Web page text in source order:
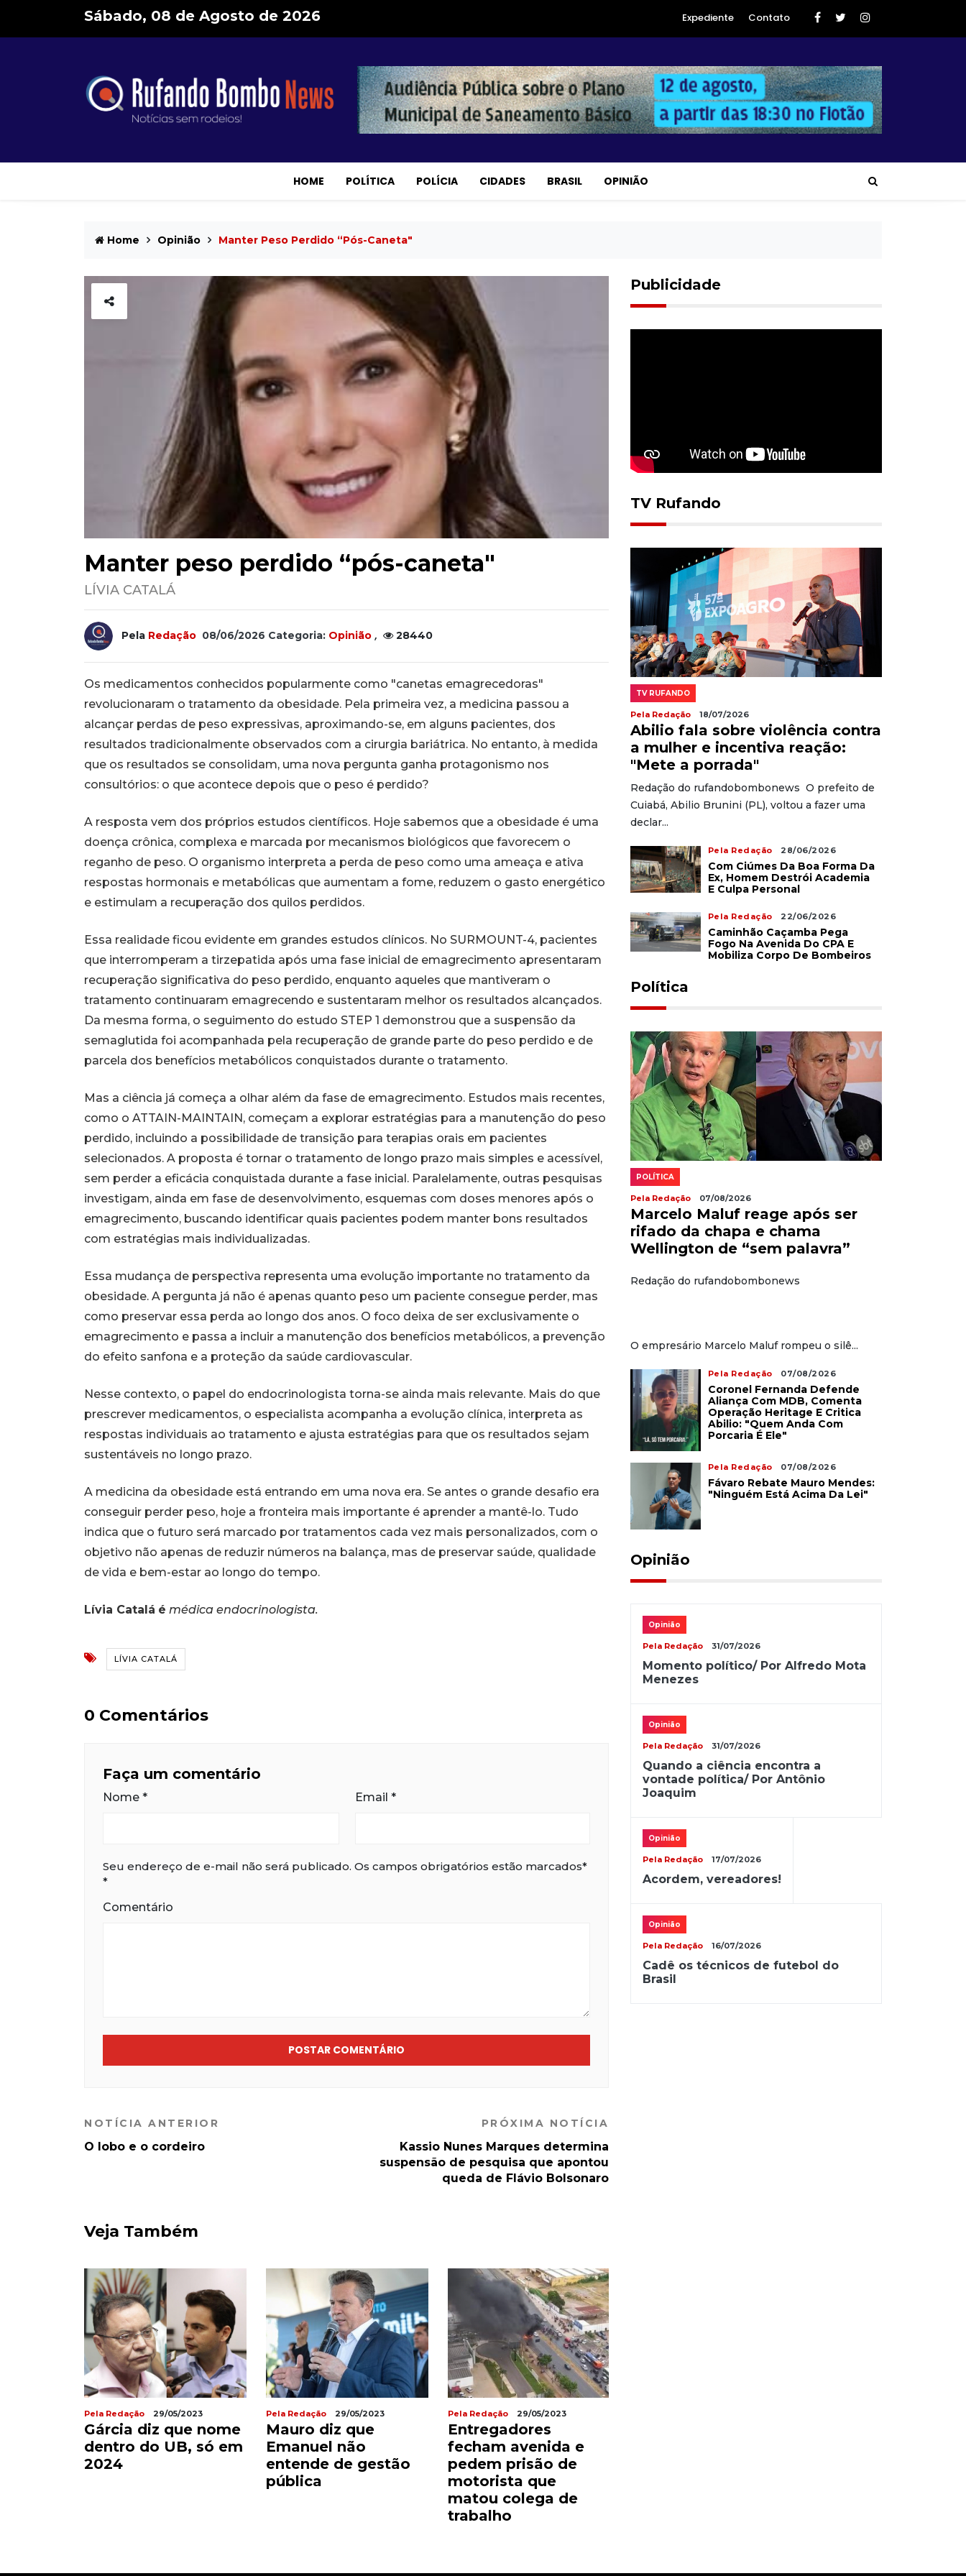
Sábado, 08 de Agosto de 2026 Expediente Contato
HOME POLÍTICA POLÍCIA CIDADES BRASIL OPINIÃO
Home Opinião Manter Peso Perdido “pós-Caneta"
Manter peso perdido “pós-caneta"
LÍVIA CATALÁ
Pela Redação 08/06/2026 Categoria: Opinião , 28440
Os medicamentos conhecidos popularmente como "canetas emagrecedoras"
revolucionaram o tratamento da obesidade. Pela primeira vez, a medicina passou a
alcançar perdas de peso expressivas, aproximando-se, em alguns pacientes, dos
resultados tradicionalmente observados com a cirurgia bariátrica. No entanto, à medida
que os resultados se consolidam, uma nova pergunta ganha protagonismo nos
consultórios: o que acontece depois que o peso é perdido?
A resposta vem dos próprios estudos científicos. Hoje sabemos que a obesidade é uma
doença crônica, complexa e marcada por mecanismos biológicos que favorecem o
reganho de peso. O organismo interpreta a perda de peso como uma ameaça e ativa
respostas hormonais e metabólicas que aumentam a fome, reduzem o gasto energético
e estimulam a recuperação dos quilos perdidos.
Essa realidade ficou evidente em grandes estudos clínicos. No SURMOUNT-4, pacientes
que interromperam a tirzepatida após uma fase inicial de emagrecimento apresentaram
recuperação significativa do peso perdido, enquanto aqueles que mantiveram o
tratamento continuaram emagrecendo e sustentaram melhor os resultados alcançados.
Da mesma forma, o seguimento do estudo STEP 1 demonstrou que a suspensão da
semaglutida foi acompanhada pela recuperação de grande parte do peso perdido e de
parcela dos benefícios metabólicos conquistados durante o tratamento.
Mas a ciência já começa a olhar além da fase de emagrecimento. Estudos mais recentes,
como o ATTAIN-MAINTAIN, começam a explorar estratégias para a manutenção do peso
perdido, incluindo a possibilidade de transição para terapias orais em pacientes
selecionados. A proposta é tornar o tratamento de longo prazo mais simples e acessível,
sem perder a eficácia conquistada durante a fase inicial. Paralelamente, outras pesquisas
investigam, ainda em fase de desenvolvimento, esquemas com doses menores após o
emagrecimento, buscando identificar quais pacientes podem manter bons resultados
com estratégias mais individualizadas.
Essa mudança de perspectiva representa uma evolução importante no tratamento da
obesidade. A pergunta já não é apenas quanto peso um paciente consegue perder, mas
como preservar essa perda ao longo dos anos. O foco deixa de ser exclusivamente o
emagrecimento e passa a incluir a manutenção dos benefícios metabólicos, a prevenção
do efeito sanfona e a proteção da saúde cardiovascular.
Nesse contexto, o papel do endocrinologista torna-se ainda mais relevante. Mais do que
prescrever medicamentos, o especialista acompanha a evolução clínica, interpreta as
respostas individuais ao tratamento e ajusta estratégias para que os resultados sejam
sustentáveis no longo prazo.
A medicina da obesidade está entrando em uma nova era. Se antes o grande desafio era
conseguir perder peso, hoje a fronteira mais importante é aprender a mantê-lo. Tudo
indica que o futuro será marcado por tratamentos cada vez mais personalizados, com o
objetivo não apenas de reduzir números na balança, mas de preservar saúde, qualidade
de vida e bem-estar ao longo do tempo.
Lívia Catalá é médica endocrinologista.
LÍVIA CATALÁ
0 Comentários
Faça um comentário
Nome * Email *
Seu endereço de e-mail não será publicado. Os campos obrigatórios estão marcados*
*
Comentário
POSTAR COMENTÁRIO
NOTÍCIA ANTERIOR
O lobo e o cordeiro
PRÓXIMA NOTÍCIA
Kassio Nunes Marques determina
suspensão de pesquisa que apontou
queda de Flávio Bolsonaro
Veja Também
Pela Redação 29/05/2023
Gárcia diz que nome
dentro do UB, só em
2024
Pela Redação 29/05/2023
Mauro diz que
Emanuel não
entende de gestão
pública
Pela Redação 29/05/2023
Entregadores
fecham avenida e
pedem prisão de
motorista que
matou colega de
trabalho
Publicidade
TV Rufando
TV RUFANDO
Pela Redação 18/07/2026
Abilio fala sobre violência contra
a mulher e incentiva reação:
"Mete a porrada"
Redação do rufandobombonews O prefeito de
Cuiabá, Abilio Brunini (PL), voltou a fazer uma
declar...
Pela Redação 28/06/2026
Com Ciúmes Da Boa Forma Da
Ex, Homem Destrói Academia
E Culpa Personal
Pela Redação 22/06/2026
Caminhão Caçamba Pega
Fogo Na Avenida Do CPA E
Mobiliza Corpo De Bombeiros
Política
POLÍTICA
Pela Redação 07/08/2026
Marcelo Maluf reage após ser
rifado da chapa e chama
Wellington de “sem palavra”
Redação do rufandobombonews
O empresário Marcelo Maluf rompeu o silê...
Pela Redação 07/08/2026
Coronel Fernanda Defende
Aliança Com MDB, Comenta
Operação Heritage E Critica
Abilio: "Quem Anda Com
Porcaria É Ele"
Pela Redação 07/08/2026
Fávaro Rebate Mauro Mendes:
"Ninguém Está Acima Da Lei"
Opinião
Opinião
Pela Redação 31/07/2026
Momento político/ Por Alfredo Mota
Menezes
Opinião
Pela Redação 31/07/2026
Quando a ciência encontra a
vontade política/ Por Antônio
Joaquim
Opinião
Pela Redação 17/07/2026
Acordem, vereadores!
Opinião
Pela Redação 16/07/2026
Cadê os técnicos de futebol do
Brasil